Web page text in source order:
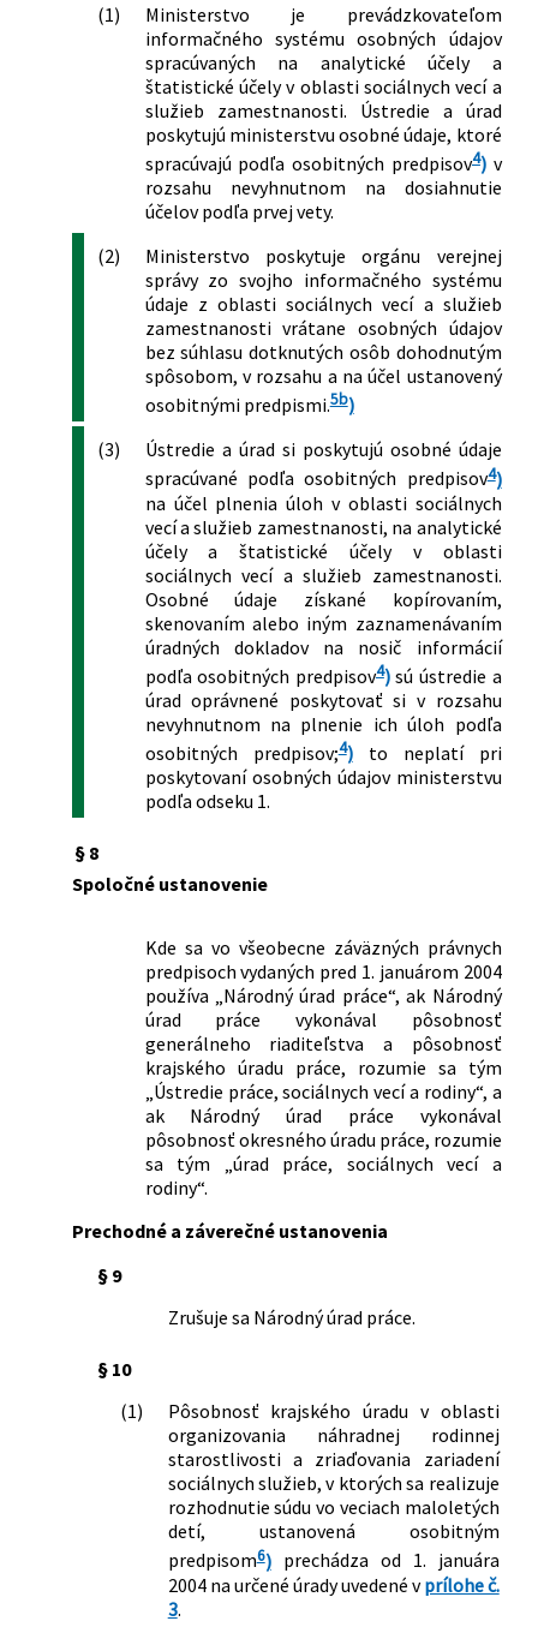
(1)
Ministerstvo je prevádzkovateľom
informačného systému osobných údajov
spracúvaných na analytické účely a
štatistické účely v oblasti sociálnych vecí a
služieb zamestnanosti. Ústredie a úrad
poskytujú ministerstvu osobné údaje, ktoré
spracúvajú podľa osobitných predpisov4)v
rozsahu nevyhnutnom na dosiahnutie
účelov podľa prvej vety.
(2)
Ministerstvo poskytuje orgánu verejnej
správy zo svojho informačného systému
údaje z oblasti sociálnych vecí a služieb
zamestnanosti vrátane osobných údajov
bez súhlasu dotknutých osôb dohodnutým
spôsobom, v rozsahu a na účel ustanovený
osobitnými predpismi.5b)
(3)
Ústredie a úrad si poskytujú osobné údaje
spracúvané podľa osobitných predpisov4)
na účel plnenia úloh v oblasti sociálnych
vecí a služieb zamestnanosti, na analytické
účely a štatistické účely v oblasti
sociálnych vecí a služieb zamestnanosti.
Osobné údaje získané kopírovaním,
skenovaním alebo iným zaznamenávaním
úradných dokladov na nosič informácií
podľa osobitných predpisov4)sú ústredie a
úrad oprávnené poskytovať si v rozsahu
nevyhnutnom na plnenie ich úloh podľa
osobitných predpisov;4)to neplatí pri
poskytovaní osobných údajov ministerstvu
podľa odseku 1.
§ 8
Spoločné ustanovenie
Kde sa vo všeobecne záväzných právnych
predpisoch vydaných pred 1. januárom 2004
používa „Národný úrad práce“, ak Národný
úrad práce vykonával pôsobnosť
generálneho riaditeľstva a pôsobnosť
krajského úradu práce, rozumie sa tým
„Ústredie práce, sociálnych vecí a rodiny“, a
ak Národný úrad práce vykonával
pôsobnosť okresného úradu práce, rozumie
sa tým „úrad práce, sociálnych vecí a
rodiny“.
Prechodné a záverečné ustanovenia
§ 9
Zrušuje sa Národný úrad práce.
§ 10
(1)
Pôsobnosť krajského úradu v oblasti
organizovania náhradnej rodinnej
starostlivosti a zriaďovania zariadení
sociálnych služieb, v ktorých sa realizuje
rozhodnutie súdu vo veciach maloletých
detí, ustanovená osobitným
predpisom6)prechádza od 1. januára
2004 na určené úrady uvedené vprílohe č.
3.